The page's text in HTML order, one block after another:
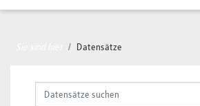
Datensätze